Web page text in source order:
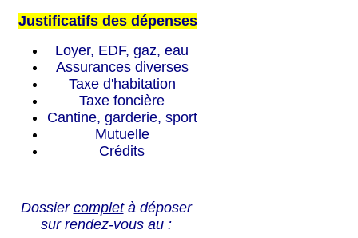
Justificatifs des dépenses
Loyer, EDF, gaz, eau
Assurances diverses
Taxe d'habitation
Taxe foncière
Cantine, garderie, sport
Mutuelle
Crédits
Dossier completà déposer
sur rendez-vous au :